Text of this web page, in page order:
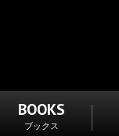
BOOKS
ブックス